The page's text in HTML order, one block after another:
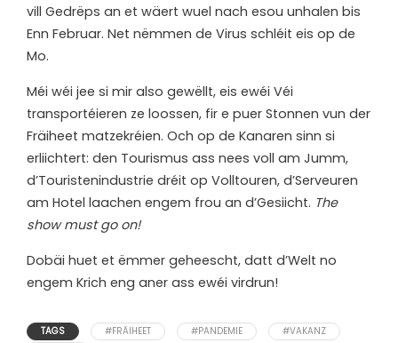
vill Gedrëps an et wäert wuel nach esou unhalen bis
Enn Februar. Net nëmmen de Virus schléit eis op de
Mo.
Méi wéi jee si mir also gewëllt, eis ewéi Véi
transportéieren ze loossen, fir e puer Stonnen vun der
Fräiheet matzekréien. Och op de Kanaren sinn si
erliichtert: den Tourismus ass nees voll am Jumm,
d’Touristenindustrie dréit op Volltouren, d’Serveuren
am Hotel laachen engem frou an d’Gesiicht. The
show must go on!
Dobäi huet et ëmmer geheescht, datt d’Welt no
engem Krich eng aner ass ewéi virdrun!
TAGS #FRÄIHEET #PANDEMIE
#VAKANZ